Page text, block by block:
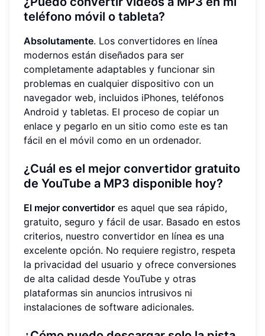
teléfono móvil o tableta?
Absolutamente. Los convertidores en línea
modernos están diseñados para ser
completamente adaptables y funcionar sin
problemas en cualquier dispositivo con un
navegador web, incluidos iPhones, teléfonos
Android y tabletas. El proceso de copiar un
enlace y pegarlo en un sitio como este es tan
fácil en el móvil como en un ordenador.
¿Cuál es el mejor convertidor gratuito
de YouTube a MP3 disponible hoy?
El mejor convertidor es aquel que sea rápido,
gratuito, seguro y fácil de usar. Basado en estos
criterios, nuestro convertidor en línea es una
excelente opción. No requiere registro, respeta
la privacidad del usuario y ofrece conversiones
de alta calidad desde YouTube y otras
plataformas sin anuncios intrusivos ni
instalaciones de software adicionales.